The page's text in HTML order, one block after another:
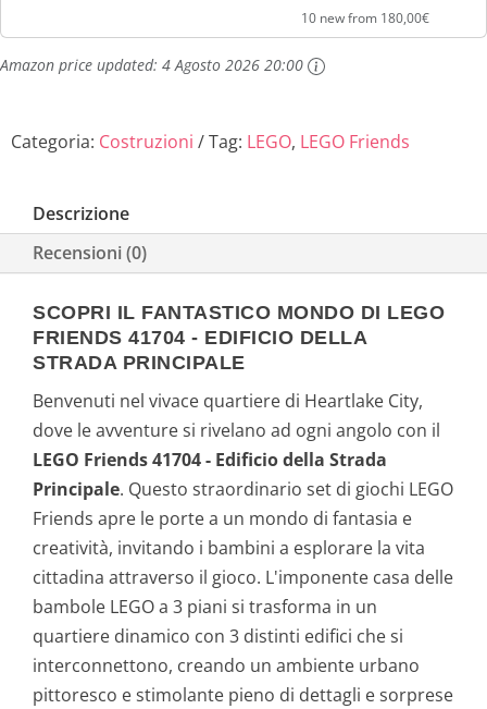
10 new from 180,00€
Amazon price updated: 4 Agosto 2026 20:00
Categoria: Costruzioni Tag: LEGO, LEGO Friends
Descrizione
Recensioni (0)
SCOPRI IL FANTASTICO MONDO DI LEGO
FRIENDS 41704 - EDIFICIO DELLA
STRADA PRINCIPALE
Benvenuti nel vivace quartiere di Heartlake City,
dove le avventure si rivelano ad ogni angolo con il
LEGO Friends 41704 - Edificio della Strada
Principale. Questo straordinario set di giochi LEGO
Friends apre le porte a un mondo di fantasia e
creatività, invitando i bambini a esplorare la vita
cittadina attraverso il gioco. L'imponente casa delle
bambole LEGO a 3 piani si trasforma in un
quartiere dinamico con 3 distinti edifici che si
interconnettono, creando un ambiente urbano
pittoresco e stimolante pieno di dettagli e sorprese